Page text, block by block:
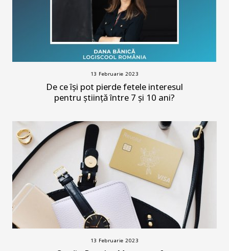
13 Februarie 2023
De ce își pot pierde fetele interesul
pentru știință între 7 și 10 ani?
13 Februarie 2023